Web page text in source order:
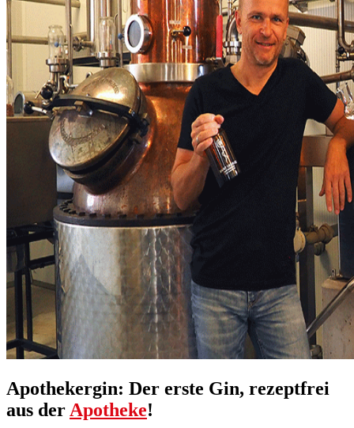
Apothekergin: Der erste Gin, rezeptfrei
aus der Apotheke!